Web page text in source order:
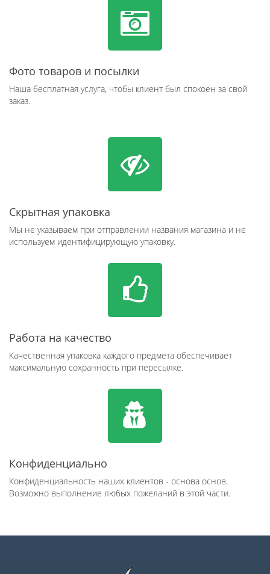
Фото товаров и посылки
Наша бесплатная услуга, чтобы клиент был спокоен за свой
заказ.
Скрытная упаковка
Мы не указываем при отправлении названия магазина и не
используем идентифицирующую упаковку.
Работа на качество
Качественная упаковка каждого предмета обеспечивает
максимальную сохранность при пересылке.
Конфиденциально
Конфиденциальность наших клиентов - основа основ.
Возможно выполнение любых пожеланий в этой части.